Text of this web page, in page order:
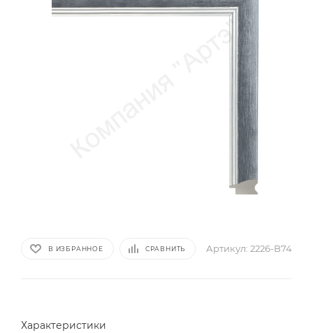
В ИЗБРАННОЕ СРАВНИТЬ Артикул: 2226-B74
Характеристики